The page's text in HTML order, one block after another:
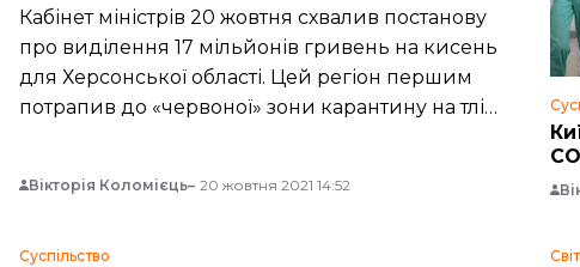
Кабінет міністрів 20 жовтня схвалив постанову
про виділення 17 мільйонів гривень на кисень
для Херсонської області. Цей регіон першим
потрапив до «червоної» зони карантину на тлі
Вікторія Коломієць 20 жовтня 2021 14:52
Суспільство Світ